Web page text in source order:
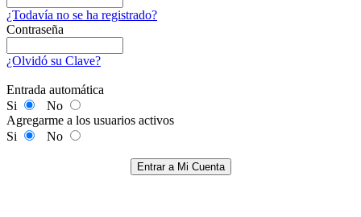
¿Todavía no se ha registrado?
Contraseña
¿Olvidó su Clave?
Entrada automática
Si
No
Agregarme a los usuarios activos
Si
No
Entrar a Mi Cuenta